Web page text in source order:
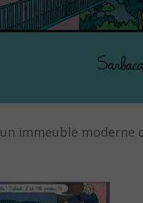
immeuble